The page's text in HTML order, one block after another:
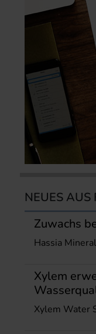
NEUES AUS
Zuwachs
Hassia
Xylem
Xylem Water